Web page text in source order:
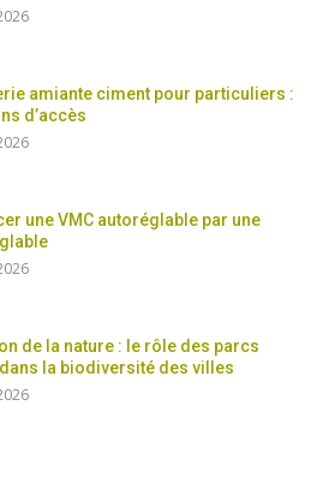
amiante ciment pour particuliers :
d’accès
une VMC autoréglable par une
de la nature : le rôle des parcs
la biodiversité des villes